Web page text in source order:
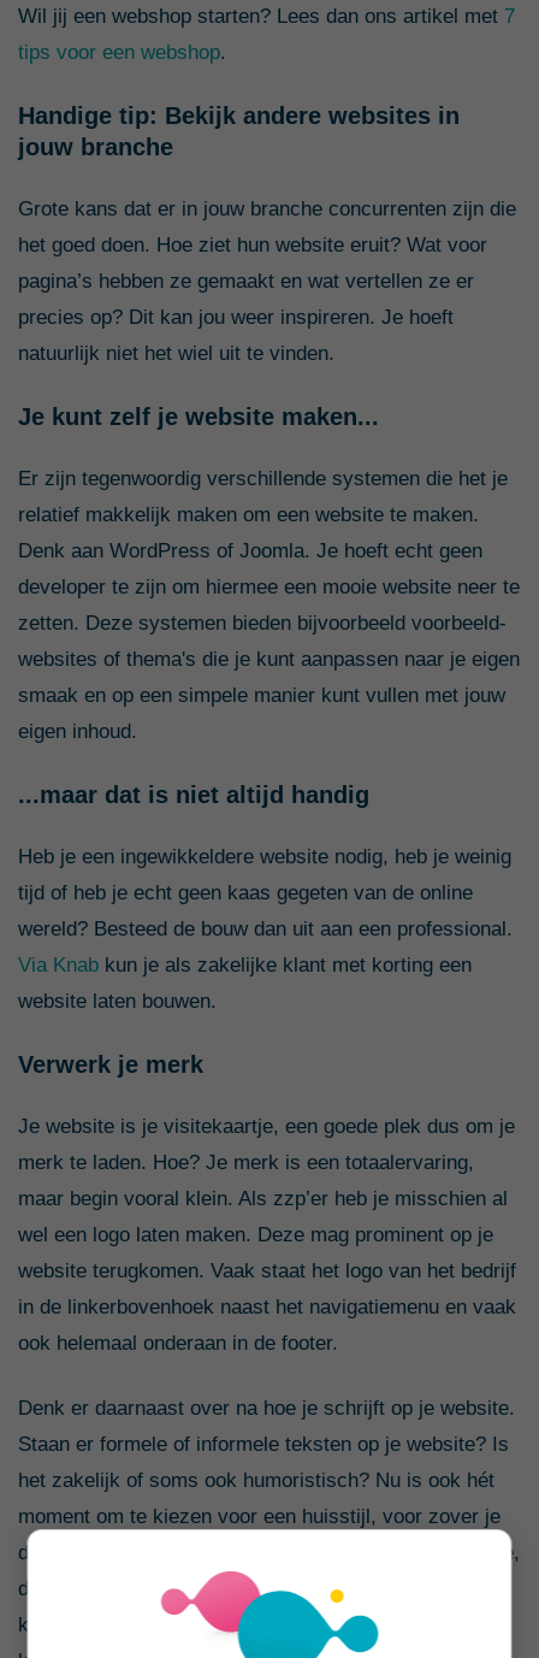
Wil jij een webshop starten? Lees dan ons artikel met 7
tips voor een webshop.
Handige tip: Bekijk andere websites in
jouw branche
Grote kans dat er in jouw branche concurrenten zijn die
het goed doen. Hoe ziet hun website eruit? Wat voor
pagina’s hebben ze gemaakt en wat vertellen ze er
precies op? Dit kan jou weer inspireren. Je hoeft
natuurlijk niet het wiel uit te vinden.
Je kunt zelf je website maken...
Er zijn tegenwoordig verschillende systemen die het je
relatief makkelijk maken om een website te maken.
Denk aan WordPress of Joomla. Je hoeft echt geen
developer te zijn om hiermee een mooie website neer te
zetten. Deze systemen bieden bijvoorbeeld voorbeeld-
websites of thema's die je kunt aanpassen naar je eigen
smaak en op een simpele manier kunt vullen met jouw
eigen inhoud.
...maar dat is niet altijd handig
Heb je een ingewikkeldere website nodig, heb je weinig
tijd of heb je echt geen kaas gegeten van de online
wereld? Besteed de bouw dan uit aan een professional.
Via Knab kun je als zakelijke klant met korting een
website laten bouwen.
Verwerk je merk
Je website is je visitekaartje, een goede plek dus om je
merk te laden. Hoe? Je merk is een totaalervaring,
maar begin vooral klein. Als zzp’er heb je misschien al
wel een logo laten maken. Deze mag prominent op je
website terugkomen. Vaak staat het logo van het bedrijf
in de linkerbovenhoek naast het navigatiemenu en vaak
ook helemaal onderaan in de footer.
Denk er daarnaast over na hoe je schrijft op je website.
Staan er formele of informele teksten op je website? Is
het zakelijk of soms ook humoristisch? Nu is ook hét
moment om te kiezen voor een huisstijl, voor zover je
dat nog niet had gedaan. Denk hierbij aan het lettertype,
de kleuren, het type afbeeldingen dat je gebruikt. Dit
kan bijvoorbeeld minimalistisch zijn of juist heel